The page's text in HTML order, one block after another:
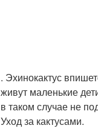
. Эхинокактус
живут маленькие
в таком случае не
Уход за кактусами.